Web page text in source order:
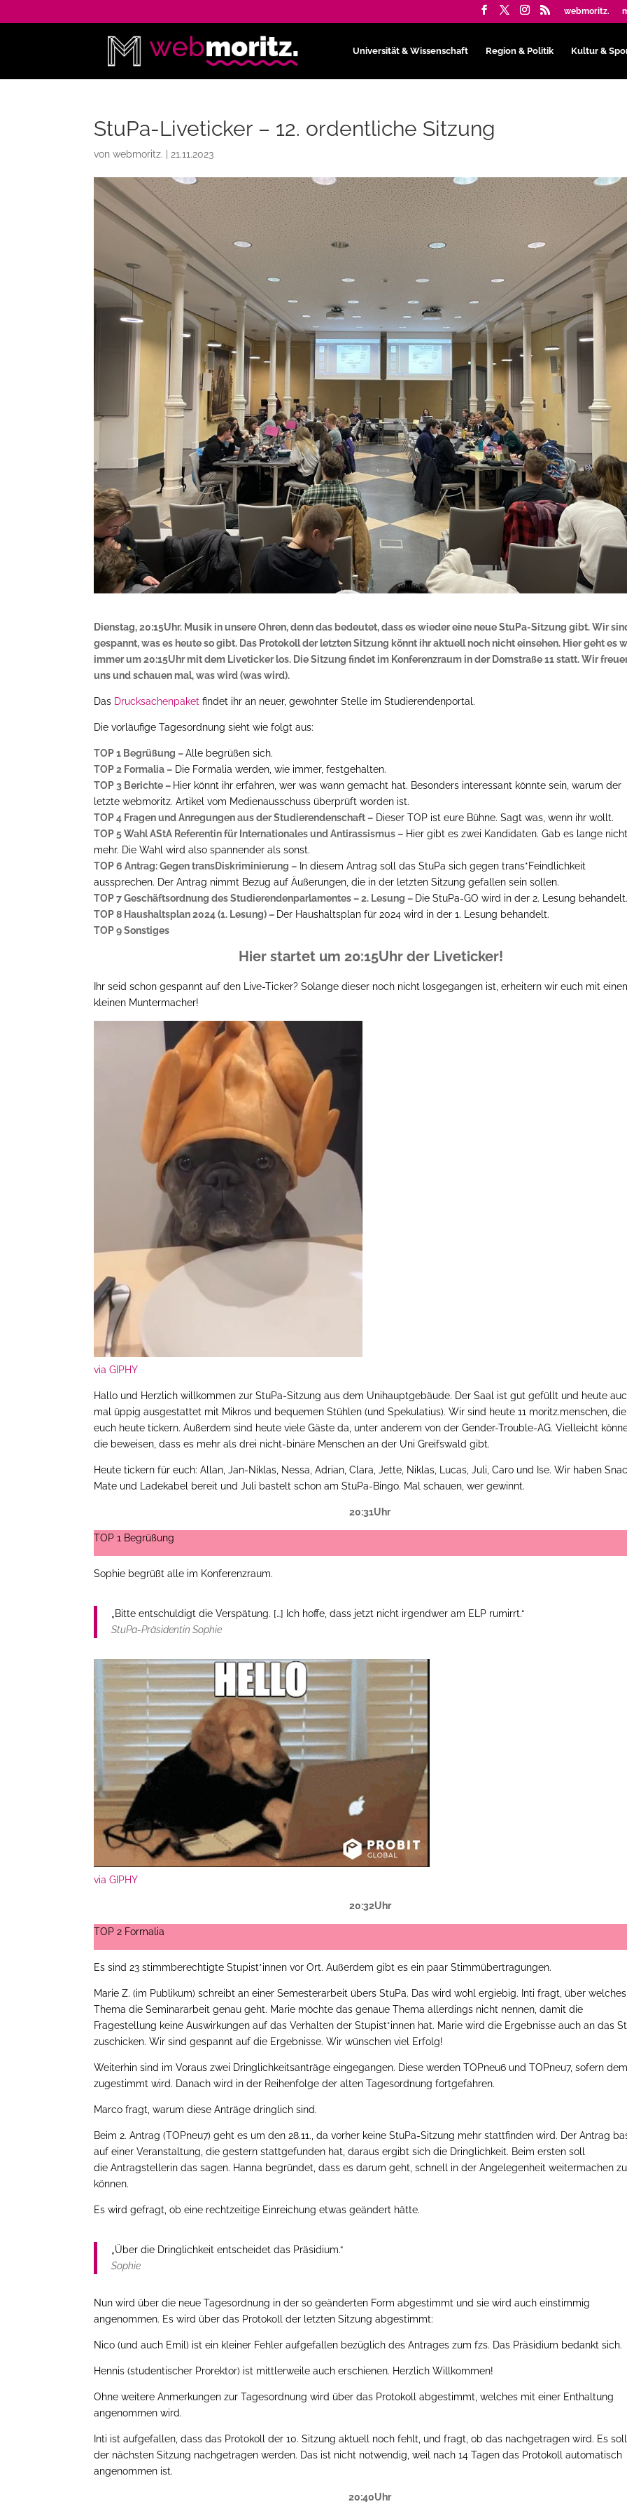
webmoritz.
Universität & Wissenschaft Region & Politik Kultur &
StuPa-Liveticker – 12. ordentliche Sitzung
vonwebmoritz. 21.11.2023
Dienstag, 20:15Uhr. Musik in unsere Ohren, denn das bedeutet, dass es wieder eine neue StuPa-Sitzung gibt. Wir
gespannt, was es heute so gibt. Das Protokoll der letzten Sitzung könnt ihr aktuell noch nicht einsehen. Hier geht es
immer um 20:15Uhr mit dem Liveticker los. Die Sitzung findet im Konferenzraum in der Domstraße 11 statt. Wir
uns und schauen mal, was wird (was wird).
Das Drucksachenpaket findet ihr an neuer, gewohnter Stelle im Studierendenportal.
Die vorläufige Tagesordnung sieht wie folgt aus:
TOP 1 Begrüßung –Alle begrüßen sich.
TOP 2 Formalia – Die Formalia werden, wie immer, festgehalten.
TOP 3 Berichte – Hier könnt ihr erfahren, wer was wann gemacht hat. Besonders interessant könnte sein, warum der
letzte webmoritz. Artikel vom Medienausschuss überprüft worden ist.
TOP 4 Fragen und Anregungen aus der Studierendenschaft – Dieser TOP ist eure Bühne. Sagt was, wenn ihr wollt.
TOP 5 Wahl AStA Referentin für Internationales und Antirassismus – Hier gibt es zwei Kandidaten. Gab es lange
mehr. Die Wahl wird also spannender als sonst.
TOP 6 Antrag: Gegen transDiskriminierung – In diesem Antrag soll das StuPa sich gegen trans*Feindlichkeit
aussprechen. Der Antrag nimmt Bezug auf Äußerungen, die in der letzten Sitzung gefallen sein sollen.
TOP 7 Geschäftsordnung des Studierendenparlamentes – 2. Lesung – Die StuPa-GO wird in der 2. Lesung
TOP 8 Haushaltsplan 2024 (1. Lesung) – Der Haushaltsplan für 2024 wird in der 1. Lesung behandelt.
TOP 9 Sonstiges
Hier startet um 20:15Uhr der Liveticker!
Ihr seid schon gespannt auf den Live-Ticker? Solange dieser noch nicht losgegangen ist, erheitern wir euch mit
kleinen Muntermacher!
via GIPHY
Hallo und Herzlich willkommen zur StuPa-Sitzung aus dem Unihauptgebäude. Der Saal ist gut gefüllt und heute
mal üppig ausgestattet mit Mikros und bequemen Stühlen (und Spekulatius). Wir sind heute 11 moritz.menschen,
euch heute tickern. Außerdem sind heute viele Gäste da, unter anderem von der Gender-Trouble-AG. Vielleicht
die beweisen, dass es mehr als drei nicht-binäre Menschen an der Uni Greifswald gibt.
Heute tickern für euch: Allan, Jan-Niklas, Nessa, Adrian, Clara, Jette, Niklas, Lucas, Juli, Caro und Ise. Wir haben
Mate und Ladekabel bereit und Juli bastelt schon am StuPa-Bingo. Mal schauen, wer gewinnt.
20:31Uhr
TOP 1 Begrüßung
Sophie begrüßt alle im Konferenzraum.
„Bitte entschuldigt die Verspätung. […] Ich hoffe, dass jetzt nicht irgendwer am ELP rumirrt.“
StuPa-Präsidentin Sophie
via GIPHY
20:32Uhr
TOP 2 Formalia
Es sind 23 stimmberechtigte Stupist*innen vor Ort. Außerdem gibt es ein paar Stimmübertragungen.
Marie Z. (im Publikum) schreibt an einer Semesterarbeit übers StuPa. Das wird wohl ergiebig. Inti fragt, über welches
Thema die Seminararbeit genau geht. Marie möchte das genaue Thema allerdings nicht nennen, damit die
Fragestellung keine Auswirkungen auf das Verhalten der Stupist*innen hat. Marie wird die Ergebnisse auch an das
zuschicken. Wir sind gespannt auf die Ergebnisse. Wir wünschen viel Erfolg!
Weiterhin sind im Voraus zwei Dringlichkeitsanträge eingegangen. Diese werden TOPneu6 und TOPneu7, sofern
zugestimmt wird. Danach wird in der Reihenfolge der alten Tagesordnung fortgefahren.
Marco fragt, warum diese Anträge dringlich sind.
Beim 2. Antrag (TOPneu7) geht es um den 28.11., da vorher keine StuPa-Sitzung mehr stattfinden wird. Der Antrag
auf einer Veranstaltung, die gestern stattgefunden hat, daraus ergibt sich die Dringlichkeit. Beim ersten soll
die Antragstellerin das sagen. Hanna begründet, dass es darum geht, schnell in der Angelegenheit weitermachen zu
können.
Es wird gefragt, ob eine rechtzeitige Einreichung etwas geändert hätte.
„Über die Dringlichkeit entscheidet das Präsidium.“
Sophie
Nun wird über die neue Tagesordnung in der so geänderten Form abgestimmt und sie wird auch einstimmig
angenommen. Es wird über das Protokoll der letzten Sitzung abgestimmt:
Nico (und auch Emil) ist ein kleiner Fehler aufgefallen bezüglich des Antrages zum fzs. Das Präsidium bedankt sich.
Hennis (studentischer Prorektor) ist mittlerweile auch erschienen. Herzlich Willkommen!
Ohne weitere Anmerkungen zur Tagesordnung wird über das Protokoll abgestimmt, welches mit einer Enthaltung
angenommen wird.
Inti ist aufgefallen, dass das Protokoll der 10. Sitzung aktuell noch fehlt, und fragt, ob das nachgetragen wird. Es
der nächsten Sitzung nachgetragen werden. Das ist nicht notwendig, weil nach 14 Tagen das Protokoll automatisch
angenommen ist.
20:40Uhr